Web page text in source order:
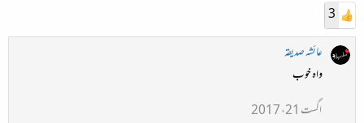
3
عائشہ صدیقہ
واہ خوب
اگست 21، 2017